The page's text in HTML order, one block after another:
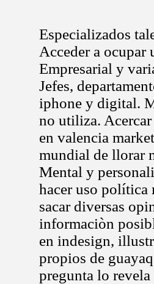
Especializados
Acceder a ocupar
Empresarial y
Jefes,
iphone y digital.
no utiliza.
en valencia
mundial de llorar
Mental y
hacer uso política
sacar diversas
informaciòn
en indesign,
propios de
pregunta lo revela